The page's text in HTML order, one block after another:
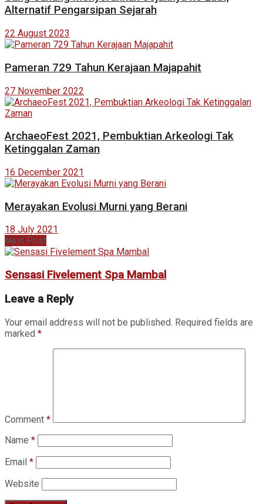
Alternatif Pengarsipan Sejarah
22 August 2023
Pameran 729 Tahun Kerajaan Majapahit
27 November 2022
ArchaeoFest 2021, Pembuktian Arkeologi Tak
Ketinggalan Zaman
16 December 2021
Merayakan Evolusi Murni yang Berani
18 July 2021
Next Post
Sensasi Fivelement Spa Mambal
Leave a Reply
Your email address will not be published. Required fields are
marked *
Comment *
Name *
Email *
Website